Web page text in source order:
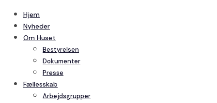
Hjem
Nyheder
Om Huset
Bestyrelsen
Dokumenter
Presse
Fællesskab
Arbejdsgrupper